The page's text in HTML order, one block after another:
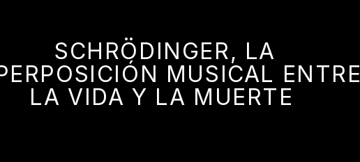
SCHRÖDINGER, LA
MUSICAL ENTRE
LA VIDA Y LA MUERTE